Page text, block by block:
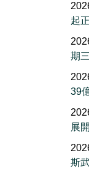
起
期
39
展
斯